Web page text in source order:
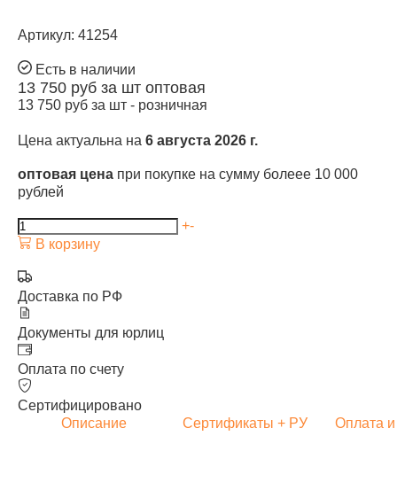
Артикул: 41254
Есть в наличии
13 750 руб за шт оптовая
13 750 руб за шт - розничная
Цена актуальна на 6 августа 2026 г.
оптовая цена при покупке на сумму болеее 10 000
рублей
+-
В корзину
Доставка по РФ
Документы для юрлиц
Оплата по счету
Сертифицировано
Описание
Сертификаты + РУ Оплата и